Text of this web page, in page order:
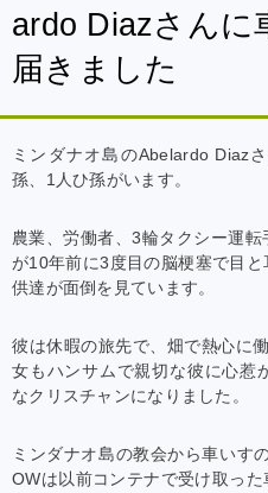
ardo Diazさんに
届きました
ミンダナオ島のAbelardo Diaz
孫、1人ひ孫がいます。
農業、労働者、3輪タクシー運
が10年前に3度目の脳梗塞で目
供達が面倒を見ています。
彼は休暇の旅先で、畑で熱心に
女もハンサムで親切な彼に心惹
なクリスチャンになりました。
ミンダナオ島の教会から車いす
OWは以前コンテナで受け取っ